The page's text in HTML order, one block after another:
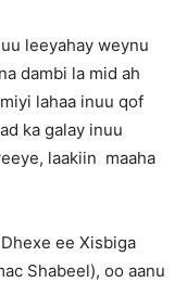
leeyahay weynu
dambi la mid ah
lahaa inuu qof
ka galay inuu
laakiin maaha
ee Xisbiga
Shabeel), oo aanu